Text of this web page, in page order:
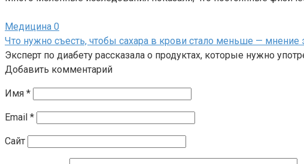
Медицина 0
Что нужно съесть, чтобы сахара в крови стало меньше — мнение
Эксперт по диабету рассказала о продуктах, которые нужно
Добавить комментарий
Имя *
Email *
Сайт